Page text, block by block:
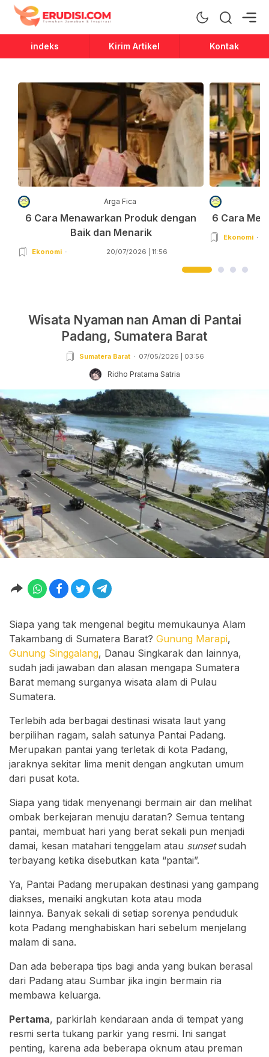
Erudisi
Temukan Jawaban dan Inspirasi
indeks Kirim Artikel Kontak
Arga Fica
6 Cara Menawarkan Produk dengan
Baik dan Menarik
Ekonomi 20/07/2026 | 11:56
6 Cara
Ekonomi
Wisata Nyaman nan Aman di Pantai
Padang, Sumatera Barat
Sumatera Barat 07/05/2026 | 03:56
Ridho Pratama Satria
Siapa yang tak mengenal begitu memukaunya Alam
Takambang di Sumatera Barat? Gunung Marapi,
Gunung Singgalang, Danau Singkarak dan lainnya,
sudah jadi jawaban dan alasan mengapa Sumatera
Barat memang surganya wisata alam di Pulau
Sumatera.
Terlebih ada berbagai destinasi wisata laut yang
berpilihan ragam, salah satunya Pantai Padang.
Merupakan pantai yang terletak di kota Padang,
jaraknya sekitar lima menit dengan angkutan umum
dari pusat kota.
Siapa yang tidak menyenangi bermain air dan melihat
ombak berkejaran menuju daratan? Semua tentang
pantai, membuat hari yang berat sekali pun menjadi
damai, kesan matahari tenggelam atau sunsetsudah
terbayang ketika disebutkan kata “pantai”.
Ya, Pantai Padang merupakan destinasi yang gampang
diakses, menaiki angkutan kota atau moda
lainnya. Banyak sekali di setiap sorenya penduduk
kota Padang menghabiskan hari sebelum menjelang
malam di sana.
Dan ada beberapa tips bagi anda yang bukan berasal
dari Padang atau Sumbar jika ingin bermain ria
membawa keluarga.
Pertama, parkirlah kendaraan anda di tempat yang
resmi serta tukang parkir yang resmi. Ini sangat
penting, karena ada beberapa oknum atau preman